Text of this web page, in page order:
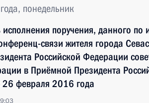
понедельник
поручения, данного по
связи жителя города
Российской Федерации
в Приёмной Президента
февраля 2016 года